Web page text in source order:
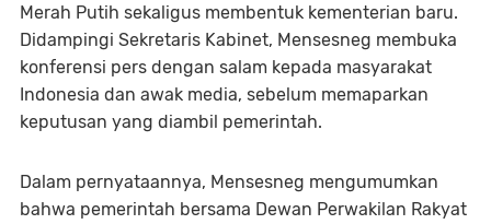
Merah Putih sekaligus membentuk kementerian baru.
Didampingi Sekretaris Kabinet, Mensesneg membuka
konferensi pers dengan salam kepada masyarakat
Indonesia dan awak media, sebelum memaparkan
keputusan yang diambil pemerintah.
Dalam pernyataannya, Mensesneg mengumumkan
bahwa pemerintah bersama Dewan Perwakilan Rakyat